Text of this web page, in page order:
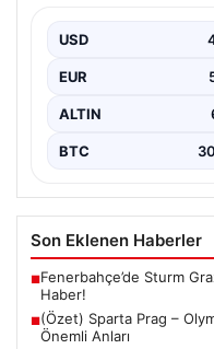
USD
EUR
ALTIN
BTC
Son Eklenen Haberler
■Fenerbahçe’de Sturm
Haber!
■(Özet) Sparta Prag –
Önemli Anları